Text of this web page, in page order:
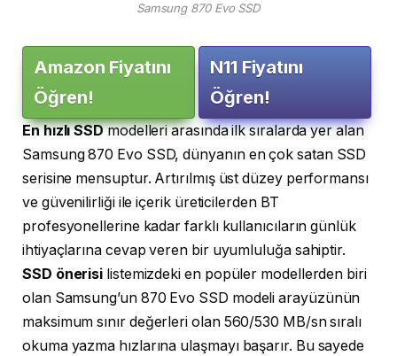
Samsung 870 Evo SSD
Amazon Fiyatını
Öğren!
N11 Fiyatını
Öğren!
En hızlı SSDmodelleri arasında ilk sıralarda yer alan
Samsung 870 Evo SSD, dünyanın en çok satan SSD
serisine mensuptur. Artırılmış üst düzey performansı
ve güvenilirliği ile içerik üreticilerden BT
profesyonellerine kadar farklı kullanıcıların günlük
ihtiyaçlarına cevap veren bir uyumluluğa sahiptir.
SSD önerisi listemizdeki en popüler modellerden biri
olan Samsung’un 870 Evo SSD modeli arayüzünün
maksimum sınır değerleri olan 560/530 MB/sn sıralı
okuma yazma hızlarına ulaşmayı başarır. Bu sayede